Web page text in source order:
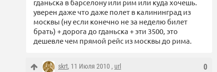
гданьска в барселону или рим или куда хочешь.
уверен даже что даже полет в калининград из
москвы (ну если конечно не за неделю билет
брать) + дорога до гданьска + эти 3500, это
дешевле чем прямой рейс из москвы до рима.
0
skrt, 11 Июля 2010 , url